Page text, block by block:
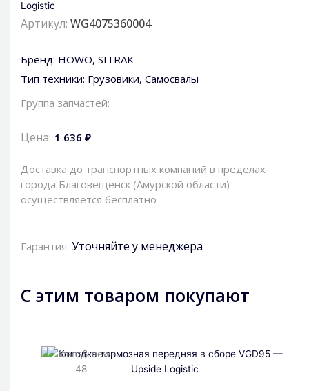
Артикул: WG4075360004
Бренд: HOWO, SITRAK
Тип техники: Грузовики, Самосвалы
Группа запчастей:
Цена: 1 636 ₽
Доставка до транспортных компаний в пределах
города Благовещенск (Амурской области)
осуществляется бесплатно
Гарантия: Уточняйте у менеджера
С этим товаром покупают